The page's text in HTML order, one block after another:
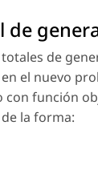
de
de
el nuevo
con función
la forma: